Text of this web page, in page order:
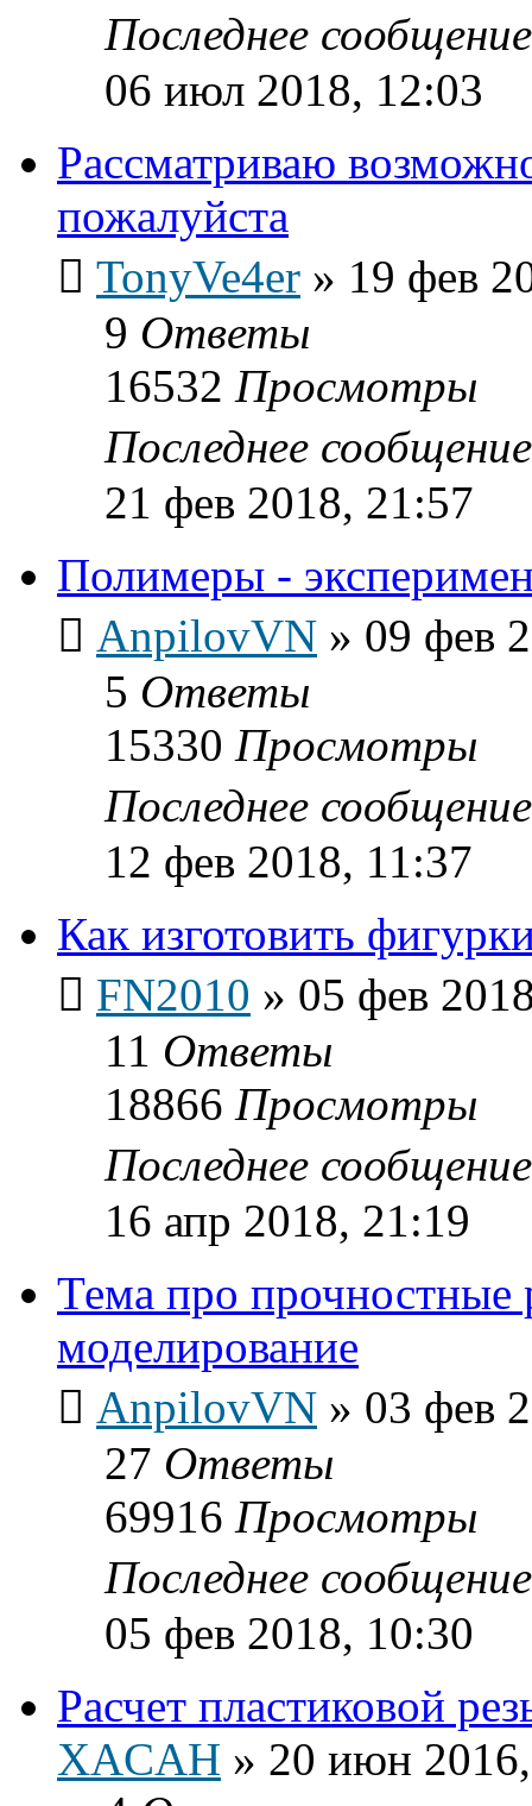
Последнее
06 июл 2018, 12:03
Рассматриваю
пожалуйста
TonyVe4er » 19 фев
9 Ответы
16532 Просмотры
Последнее
21 фев 2018, 21:57
Полимеры -
AnpilovVN » 09 фев
5 Ответы
15330 Просмотры
Последнее
12 фев 2018, 11:37
Как изготовить
FN2010 » 05 фев
11 Ответы
18866 Просмотры
Последнее
16 апр 2018, 21:19
Тема про прочностные
моделирование
AnpilovVN » 03 фев
27 Ответы
69916 Просмотры
Последнее
05 фев 2018, 10:30
Расчет пластиковой
XACAH » 20 июн